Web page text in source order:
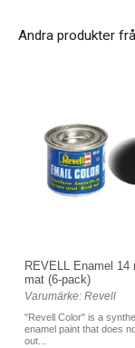
Andra produkter
REVELL Enamel 14
mat (6-pack)
Varumärke: Revell
"Revell Color" is a
enamel paint that does
out...